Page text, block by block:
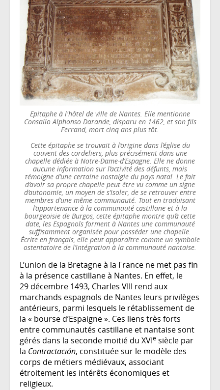
Epitaphe à l'hôtel de ville de Nantes. Elle mentionne
Consallo Alphonso Darande, disparu en 1462, et son fils
Ferrand, mort cinq ans plus tôt.
Cette épitaphe se trouvait à l’origine dans l’église du
couvent des cordeliers, plus précisément dans une
chapelle dédiée à Notre-Dame-d’Espagne. Elle ne donne
aucune information sur l’activité des défunts, mais
témoigne d’une certaine nostalgie du pays natal. Le fait
d’avoir sa propre chapelle peut être vu comme un signe
d’autonomie, un moyen de s’isoler, de se retrouver entre
membres d’une même communauté. Tout en traduisant
l’appartenance à la communauté castillane et à la
bourgeoisie de Burgos, cette épitaphe montre qu’à cette
date, les Espagnols forment à Nantes une communauté
suffisamment organisée pour posséder une chapelle.
Écrite en français, elle peut apparaître comme un symbole
ostentatoire de l’intégration à la communauté nantaise.
L’union de la Bretagne à la France ne met pas fin
à la présence castillane à Nantes. En effet, le
29 décembre 1493, Charles VIII rend aux
marchands espagnols de Nantes leurs privilèges
antérieurs, parmi lesquels le rétablissement de
la « bourse d’Espaigne ». Ces liens très forts
entre communautés castillane et nantaise sont
gérés dans la seconde moitié du XVIe siècle par
la Contractación, constituée sur le modèle des
corps de métiers médiévaux, associant
étroitement les intérêts économiques et
religieux.